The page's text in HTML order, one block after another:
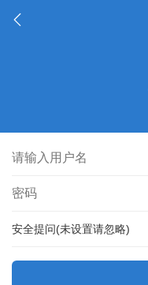
安全提问(未设置请忽略)